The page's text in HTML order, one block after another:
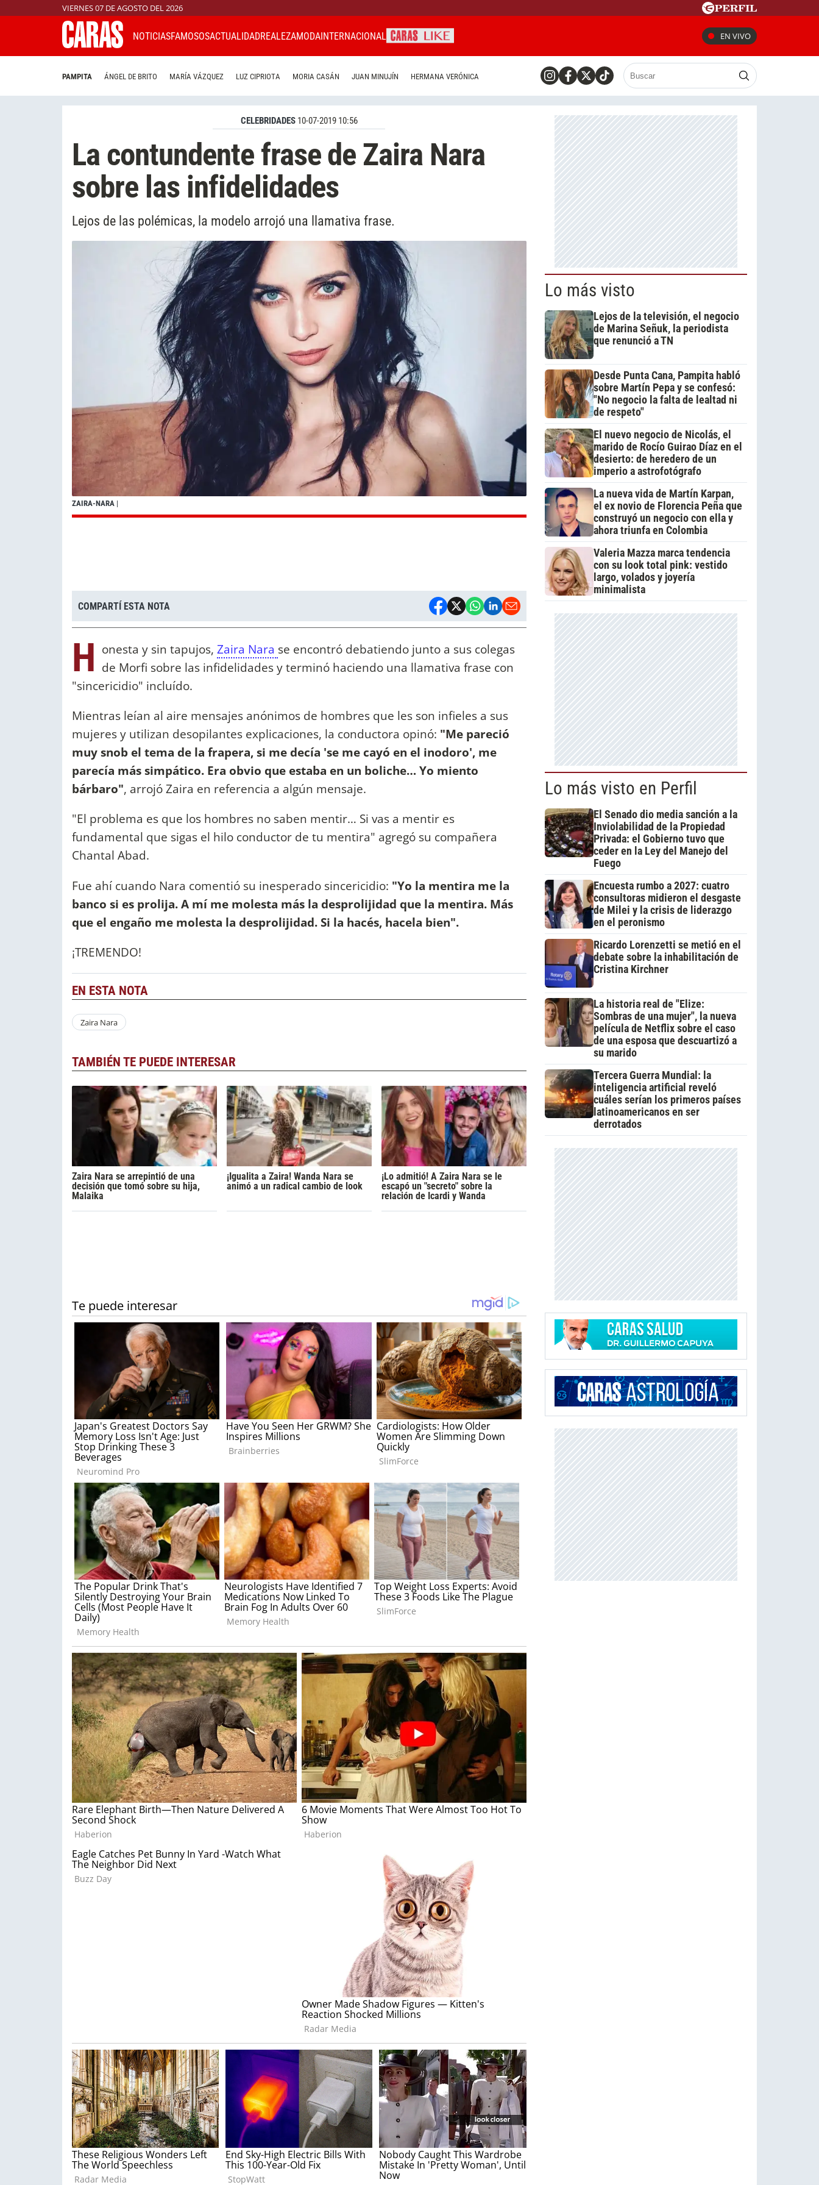
VIERNES 07 DE AGOSTO DEL 2026
NOTICIASFAMOSOSACTUALIDADREALEZAMODAINTERNACIONAL EN VIVO
PAMPITA ÁNGEL DE BRITO MARÍA VÁZQUEZ LUZ CIPRIOTA MORIA CASÁN JUAN MINUJÍN HERMANA VERÓNICA
CELEBRIDADES 10-07-2019 10:56
La contundente frase de Zaira Nara
sobre las infidelidades
Lejos de las polémicas, la modelo arrojó una llamativa frase.
ZAIRA-NARA |
COMPARTÍ ESTA NOTA
H onesta y sin tapujos, Zaira Nara se encontró debatiendo junto a sus colegas
de Morfi sobre las infidelidades y terminó haciendo una llamativa frase con
"sincericidio" incluído.
Mientras leían al aire mensajes anónimos de hombres que les son infieles a sus
mujeres y utilizan desopilantes explicaciones, la conductora opinó: "Me pareció
muy snob el tema de la frapera, si me decía 'se me cayó en el inodoro', me
parecía más simpático. Era obvio que estaba en un boliche… Yo miento
bárbaro", arrojó Zaira en referencia a algún mensaje.
"El problema es que los hombres no saben mentir… Si vas a mentir es
fundamental que sigas el hilo conductor de tu mentira" agregó su compañera
Chantal Abad.
Fue ahí cuando Nara comentió su inesperado sincericidio: "Yo la mentira me la
banco si es prolija. A mí me molesta más la desprolijidad que la mentira. Más
que el engaño me molesta la desprolijidad. Si la hacés, hacela bien".
¡TREMENDO!
EN ESTA NOTA
Zaira Nara
TAMBIÉN TE PUEDE INTERESAR
Zaira Nara se arrepintió de una
decisión que tomó sobre su hija,
Malaika
¡Igualita a Zaira! Wanda Nara se
animó a un radical cambio de look
¡Lo admitió! A Zaira Nara se le
escapó un "secreto" sobre la
relación de Icardi y Wanda
Lo más visto
Lejos de la televisión, el negocio
de Marina Señuk, la periodista
que renunció a TN
Desde Punta Cana, Pampita habló
sobre Martín Pepa y se confesó:
"No negocio la falta de lealtad ni
de respeto"
El nuevo negocio de Nicolás, el
marido de Rocío Guirao Díaz en el
desierto: de heredero de un
imperio a astrofotógrafo
La nueva vida de Martín Karpan,
el ex novio de Florencia Peña que
construyó un negocio con ella y
ahora triunfa en Colombia
Valeria Mazza marca tendencia
con su look total pink: vestido
largo, volados y joyería
minimalista
Lo más visto en Perfil
El Senado dio media sanción a la
Inviolabilidad de la Propiedad
Privada: el Gobierno tuvo que
ceder en la Ley del Manejo del
Fuego
Encuesta rumbo a 2027: cuatro
consultoras midieron el desgaste
de Milei y la crisis de liderazgo
en el peronismo
Ricardo Lorenzetti se metió en el
debate sobre la inhabilitación de
Cristina Kirchner
La historia real de "Elize:
Sombras de una mujer", la nueva
película de Netflix sobre el caso
de una esposa que descuartizó a
su marido
Tercera Guerra Mundial: la
inteligencia artificial reveló
cuáles serían los primeros países
latinoamericanos en ser
derrotados